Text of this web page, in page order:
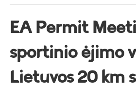
EA Permit
sportinio ėjimo
Lietuvos 20 km